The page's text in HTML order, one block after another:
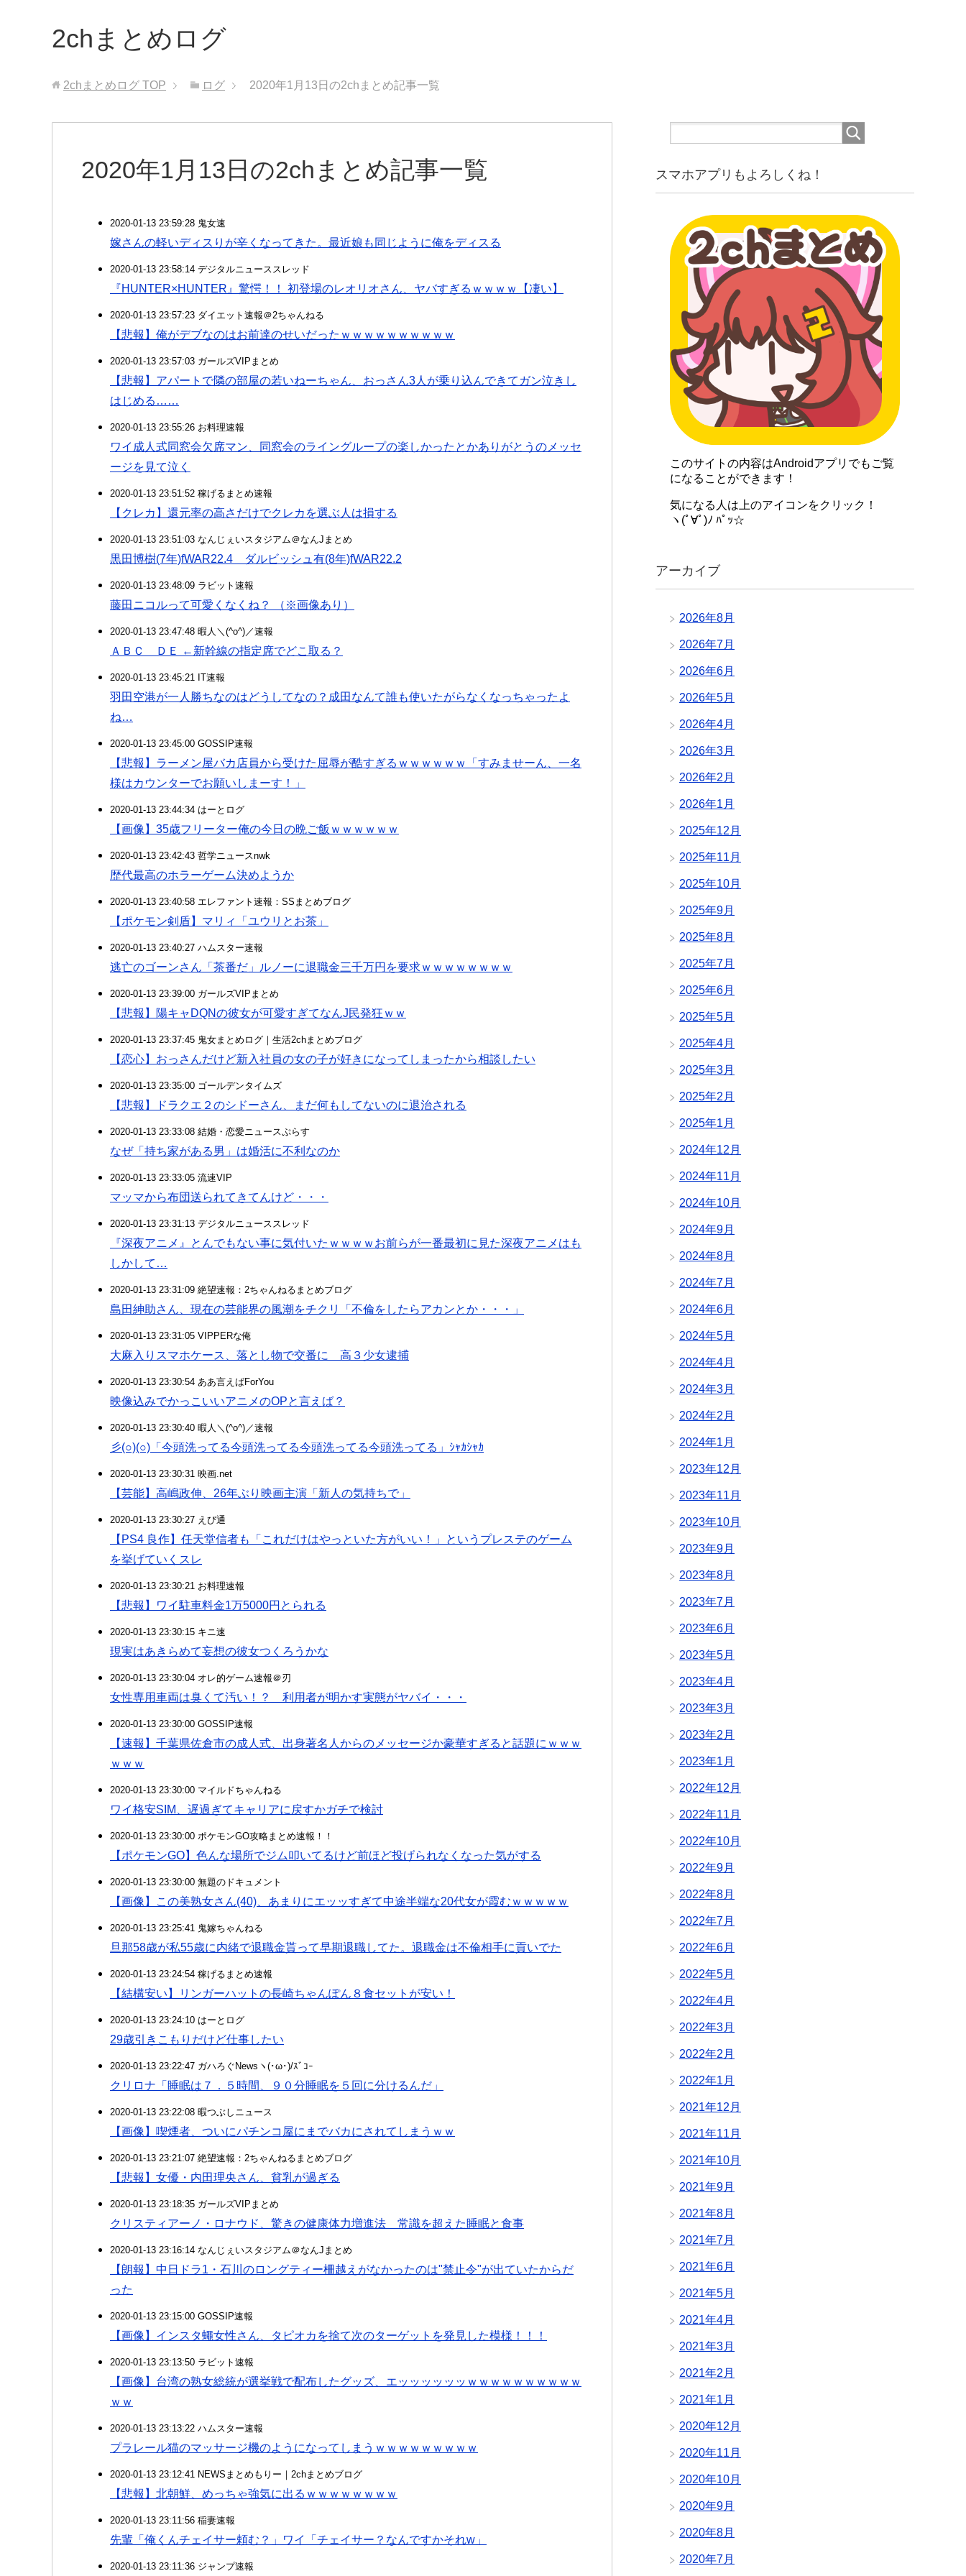
2chまとめログ
2chまとめログ TOP ログ 2020年1月13日の2chまとめ記事一覧
2020年1月13日の2chまとめ記事一覧
2020-01-13 23:59:28 鬼女速
嫁さんの軽いディスりが辛くなってきた。最近娘も同じように俺をディスる
2020-01-13 23:58:14 デジタルニューススレッド
『HUNTER×HUNTER』驚愕！！ 初登場のレオリオさん、ヤバすぎるｗｗｗｗ【凄い】
2020-01-13 23:57:23 ダイエット速報＠2ちゃんねる
【悲報】俺がデブなのはお前達のせいだったｗｗｗｗｗｗｗｗｗｗ
2020-01-13 23:57:03 ガールズVIPまとめ
【悲報】アパートで隣の部屋の若いねーちゃん、おっさん3人が乗り込んできてガン泣きし
はじめる……
2020-01-13 23:55:26 お料理速報
ワイ成人式同窓会欠席マン、同窓会のライングループの楽しかったとかありがとうのメッセ
ージを見て泣く
2020-01-13 23:51:52 稼げるまとめ速報
【クレカ】還元率の高さだけでクレカを選ぶ人は損する
2020-01-13 23:51:03 なんじぇいスタジアム＠なんJまとめ
黒田博樹(7年)fWAR22.4 ダルビッシュ有(8年)fWAR22.2
2020-01-13 23:48:09 ラビット速報
藤田ニコルって可愛くなくね？ （※画像あり）
2020-01-13 23:47:48 暇人＼(^o^)／速報
ＡＢＣ ＤＥ ←新幹線の指定席でどこ取る？
2020-01-13 23:45:21 IT速報
羽田空港が一人勝ちなのはどうしてなの？成田なんて誰も使いたがらなくなっちゃったよ
ね…
2020-01-13 23:45:00 GOSSIP速報
【悲報】ラーメン屋バカ店員から受けた屈辱が酷すぎるｗｗｗｗｗｗ「すみませーん、一名
様はカウンターでお願いしまーす！」
2020-01-13 23:44:34 はーとログ
【画像】35歳フリーター俺の今日の晩ご飯ｗｗｗｗｗｗ
2020-01-13 23:42:43 哲学ニュースnwk
歴代最高のホラーゲーム決めようか
2020-01-13 23:40:58 エレファント速報：SSまとめブログ
【ポケモン剣盾】マリィ「ユウリとお茶」
2020-01-13 23:40:27 ハムスター速報
逃亡のゴーンさん「茶番だ」ルノーに退職金三千万円を要求ｗｗｗｗｗｗｗｗ
2020-01-13 23:39:00 ガールズVIPまとめ
【悲報】陽キャDQNの彼女が可愛すぎてなんJ民発狂ｗｗ
2020-01-13 23:37:45 鬼女まとめログ｜生活2chまとめブログ
【恋心】おっさんだけど新入社員の女の子が好きになってしまったから相談したい
2020-01-13 23:35:00 ゴールデンタイムズ
【悲報】ドラクエ２のシドーさん、まだ何もしてないのに退治される
2020-01-13 23:33:08 結婚・恋愛ニュースぷらす
なぜ「持ち家がある男」は婚活に不利なのか
2020-01-13 23:33:05 流速VIP
マッマから布団送られてきてんけど・・・
2020-01-13 23:31:13 デジタルニューススレッド
『深夜アニメ』とんでもない事に気付いたｗｗｗｗお前らが一番最初に見た深夜アニメはも
しかして…
2020-01-13 23:31:09 絶望速報：2ちゃんねるまとめブログ
島田紳助さん、現在の芸能界の風潮をチクリ「不倫をしたらアカンとか・・・」
2020-01-13 23:31:05 VIPPERな俺
大麻入りスマホケース、落とし物で交番に 高３少女逮捕
2020-01-13 23:30:54 ああ言えばForYou
映像込みでかっこいいアニメのOPと言えば？
2020-01-13 23:30:40 暇人＼(^o^)／速報
彡(○)(○)「今頭洗ってる今頭洗ってる今頭洗ってる今頭洗ってる」ｼｬｶｼｬｶ
2020-01-13 23:30:31 映画.net
【芸能】高嶋政伸、26年ぶり映画主演「新人の気持ちで」
2020-01-13 23:30:27 えび通
【PS4 良作】任天堂信者も「これだけはやっといた方がいい！」というプレステのゲーム
を挙げていくスレ
2020-01-13 23:30:21 お料理速報
【悲報】ワイ駐車料金1万5000円とられる
2020-01-13 23:30:15 キニ速
現実はあきらめて妄想の彼女つくろうかな
2020-01-13 23:30:04 オレ的ゲーム速報＠刃
女性専用車両は臭くて汚い！？ 利用者が明かす実態がヤバイ・・・
2020-01-13 23:30:00 GOSSIP速報
【速報】千葉県佐倉市の成人式、出身著名人からのメッセージか豪華すぎると話題にｗｗｗ
ｗｗｗ
2020-01-13 23:30:00 マイルドちゃんねる
ワイ格安SIM、遅過ぎてキャリアに戻すかガチで検討
2020-01-13 23:30:00 ポケモンGO攻略まとめ速報！！
【ポケモンGO】色んな場所でジム叩いてるけど前ほど投げられなくなった気がする
2020-01-13 23:30:00 無題のドキュメント
【画像】この美熟女さん(40)、あまりにエッッすぎて中途半端な20代女が霞むｗｗｗｗｗ
2020-01-13 23:25:41 鬼嫁ちゃんねる
旦那58歳が私55歳に内緒で退職金貰って早期退職してた。退職金は不倫相手に貢いでた
2020-01-13 23:24:54 稼げるまとめ速報
【結構安い】リンガーハットの長崎ちゃんぽん８食セットが安い！
2020-01-13 23:24:10 はーとログ
29歳引きこもりだけど仕事したい
2020-01-13 23:22:47 ガハろぐNewsヽ(･ω･)/ｽﾞｺｰ
クリロナ「睡眠は７．５時間、９０分睡眠を５回に分けるんだ」
2020-01-13 23:22:08 暇つぶしニュース
【画像】喫煙者、ついにパチンコ屋にまでバカにされてしまうｗｗ
2020-01-13 23:21:07 絶望速報：2ちゃんねるまとめブログ
【悲報】女優・内田理央さん、貧乳が過ぎる
2020-01-13 23:18:35 ガールズVIPまとめ
クリスティアーノ・ロナウド、驚きの健康体力増進法 常識を超えた睡眠と食事
2020-01-13 23:16:14 なんじぇいスタジアム＠なんJまとめ
【朗報】中日ドラ1・石川のロングティー柵越えがなかったのは"禁止令"が出ていたからだ
った
2020-01-13 23:15:00 GOSSIP速報
【画像】インスタ蠅女性さん、タピオカを捨て次のターゲットを発見した模様！！！
2020-01-13 23:13:50 ラビット速報
【画像】台湾の熟女総統が選挙戦で配布したグッズ、エッッッッッッｗｗｗｗｗｗｗｗｗｗ
ｗｗ
2020-01-13 23:13:22 ハムスター速報
プラレール猫のマッサージ機のようになってしまうｗｗｗｗｗｗｗｗｗ
2020-01-13 23:12:41 NEWSまとめもりー｜2chまとめブログ
【悲報】北朝鮮、めっちゃ強気に出るｗｗｗｗｗｗｗｗ
2020-01-13 23:11:56 稲妻速報
先輩「俺くんチェイサー頼む？」ワイ「チェイサー？なんですかそれw」
2020-01-13 23:11:36 ジャンプ速報
スマホアプリもよろしくね！
このサイトの内容はAndroidアプリでもご覧
になることができます！
気になる人は上のアイコンをクリック！
ヽ(ﾟ∀ﾟ)ﾉ ﾊﾟｯ☆
アーカイブ
2026年8月
2026年7月
2026年6月
2026年5月
2026年4月
2026年3月
2026年2月
2026年1月
2025年12月
2025年11月
2025年10月
2025年9月
2025年8月
2025年7月
2025年6月
2025年5月
2025年4月
2025年3月
2025年2月
2025年1月
2024年12月
2024年11月
2024年10月
2024年9月
2024年8月
2024年7月
2024年6月
2024年5月
2024年4月
2024年3月
2024年2月
2024年1月
2023年12月
2023年11月
2023年10月
2023年9月
2023年8月
2023年7月
2023年6月
2023年5月
2023年4月
2023年3月
2023年2月
2023年1月
2022年12月
2022年11月
2022年10月
2022年9月
2022年8月
2022年7月
2022年6月
2022年5月
2022年4月
2022年3月
2022年2月
2022年1月
2021年12月
2021年11月
2021年10月
2021年9月
2021年8月
2021年7月
2021年6月
2021年5月
2021年4月
2021年3月
2021年2月
2021年1月
2020年12月
2020年11月
2020年10月
2020年9月
2020年8月
2020年7月